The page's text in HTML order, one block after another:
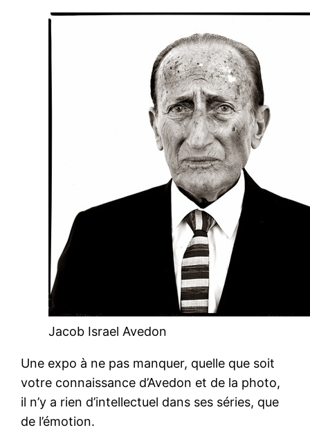
Jacob Israel Avedon
Une expo à ne pas manquer, quelle que soit
votre connaissance d’Avedon et de la photo,
il n’y a rien d’intellectuel dans ses séries, que
de l’émotion.